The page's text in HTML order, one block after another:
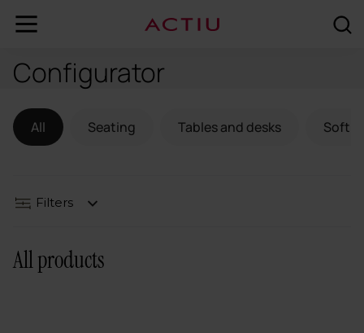
Configurator
All Seating Tables and desks Soft
Filters
Seating
Soft Seating & Lounge
Booths
All products